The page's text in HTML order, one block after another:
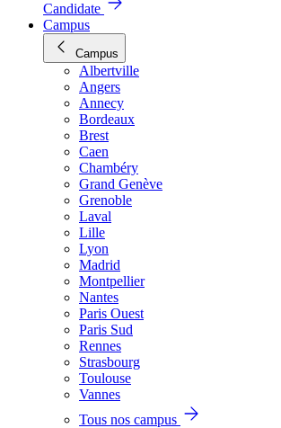
Candidate
Campus
Campus
Albertville
Angers
Annecy
Bordeaux
Brest
Caen
Chambéry
Grand Genève
Grenoble
Laval
Lille
Lyon
Madrid
Montpellier
Nantes
Paris Ouest
Paris Sud
Rennes
Strasbourg
Toulouse
Vannes
Tous nos campus